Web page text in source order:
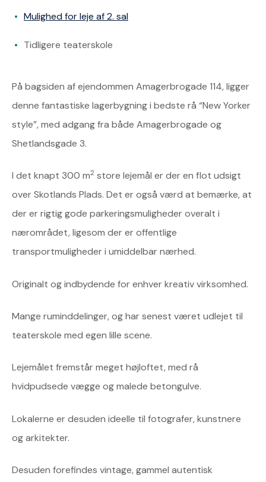
Mulighed for leje af 2. sal
Tidligere teaterskole
På bagsiden af ejendommen Amagerbrogade 114, ligger
denne fantastiske lagerbygning i bedste rå “New Yorker
style”, med adgang fra både Amagerbrogade og
Shetlandsgade 3.
I det knapt 300 m2 store lejemål er der en flot udsigt
over Skotlands Plads. Det er også værd at bemærke, at
der er rigtig gode parkeringsmuligheder overalt i
nærområdet, ligesom der er offentlige
transportmuligheder i umiddelbar nærhed.
Originalt og indbydende for enhver kreativ virksomhed.
Mange ruminddelinger, og har senest været udlejet til
teaterskole med egen lille scene.
Lejemålet fremstår meget højloftet, med rå
hvidpudsede vægge og malede betongulve.
Lokalerne er desuden ideelle til fotografer, kunstnere
og arkitekter.
Desuden forefindes vintage, gammel autentisk